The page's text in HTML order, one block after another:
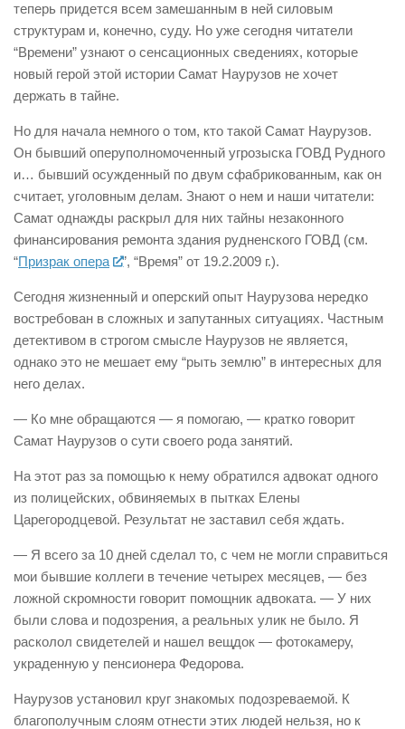
теперь придется всем замешанным в ней силовым
структурам и, конечно, суду. Но уже сегодня читатели
“Времени” узнают о сенсационных сведениях, которые
новый герой этой истории Самат Наурузов не хочет
держать в тайне.
Но для начала немного о том, кто такой Самат Наурузов.
Он бывший оперуполномоченный угрозыска ГОВД Рудного
и… бывший осужденный по двум сфабрикованным, как он
считает, уголовным делам. Знают о нем и наши читатели:
Самат однажды раскрыл для них тайны незаконного
финансирования ремонта здания рудненского ГОВД (см.
“Призрак опера ”, “Время” от 19.2.2009 г.).
Сегодня жизненный и оперский опыт Наурузова нередко
востребован в сложных и запутанных ситуациях. Частным
детективом в строгом смысле Наурузов не является,
однако это не мешает ему “рыть землю” в интересных для
него делах.
— Ко мне обращаются — я помогаю, — кратко говорит
Самат Наурузов о сути своего рода занятий.
На этот раз за помощью к нему обратился адвокат одного
из полицейских, обвиняемых в пытках Елены
Царегородцевой. Результат не заставил себя ждать.
— Я всего за 10 дней сделал то, с чем не могли справиться
мои бывшие коллеги в течение четырех месяцев, — без
ложной скромности говорит помощник адвоката. — У них
были слова и подозрения, а реальных улик не было. Я
расколол свидетелей и нашел вещдок — фотокамеру,
украденную у пенсионера Федорова.
Наурузов установил круг знакомых подозреваемой. К
благополучным слоям отнести этих людей нельзя, но к